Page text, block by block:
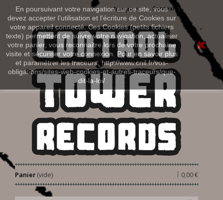
En poursuivant votre navigation sur ce site, vous
devez accepter l’utilisation et l'écriture de Cookies sur
votre appareil connecté. Ces Cookies (petits fichiers
texte) permettent de suivre votre navigation, actualiser
votre panier, vous reconnaitre lors de votre prochaine
visite et sécuriser votre connexion. Pour en savoir plus
et paramétrer les traceurs: http://www.cnil.fr/vos-
obligations/sites-web-cookies-et-autres-traceurs/que-
dit-la-loi/
Connexion
Français
Panier 0,00 €
|
(vide)